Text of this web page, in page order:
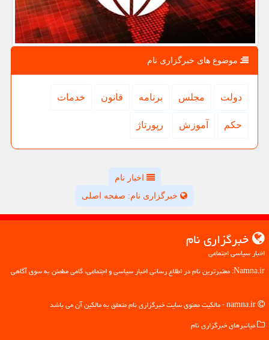
موضوع های خبرگزاری نام
دولت مجلس برنامه قانون خدمات
حكم آموزش رپورتاژ
اخبار نام
خبرگزاری نام: صفحه اصلی
خبرگزاری نام
اخبار سیاسی اجتماعی
Namna.ir: معتبرترین نام در اطلاع رسانی اخبار سیاسی و اجتماعی، گامی مطمئن به سوی آگاهی
میانبرهای خبرگزاری نام